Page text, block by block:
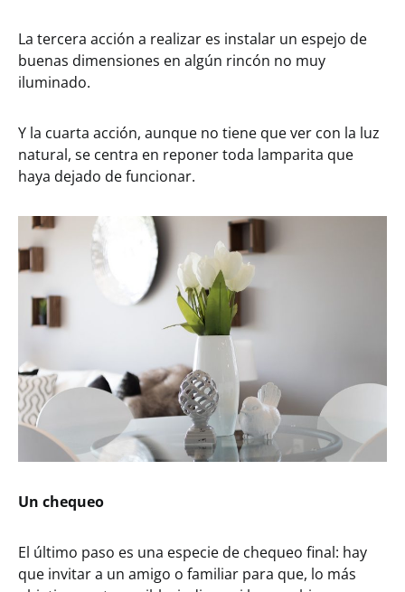
La tercera acción a realizar es instalar un espejo de
buenas dimensiones en algún rincón no muy
iluminado.
Y la cuarta acción, aunque no tiene que ver con la luz
natural, se centra en reponer toda lamparita que
haya dejado de funcionar.
Un chequeo
El último paso es una especie de chequeo final: hay
que invitar a un amigo o familiar para que, lo más